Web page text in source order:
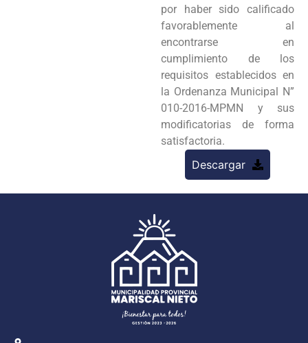
por haber sido calificado
favorablemente al
encontrarse en
cumplimiento de los
requisitos establecidos en
la Ordenanza Municipal N”
010-2016-MPMN y sus
modificatorias de forma
satisfactoria.
Descargar